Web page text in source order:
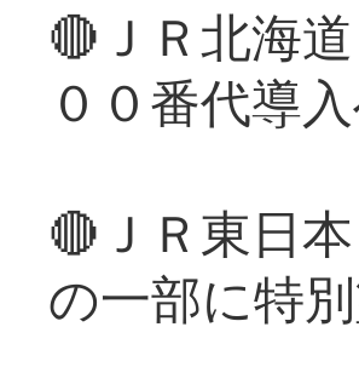
🔴ＪＲ北海
００番代導
🔴ＪＲ東日
の一部に特